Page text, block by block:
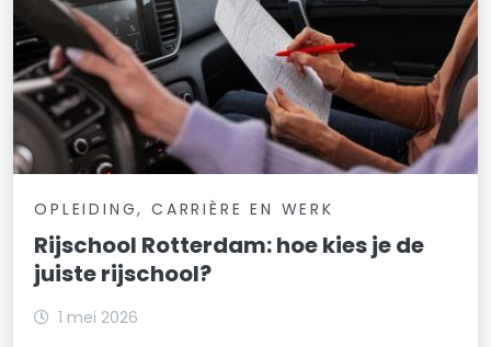
OPLEIDING, CARRIÈRE EN WERK
Rijschool Rotterdam: hoe kies je de
juiste rijschool?
1 mei 2026